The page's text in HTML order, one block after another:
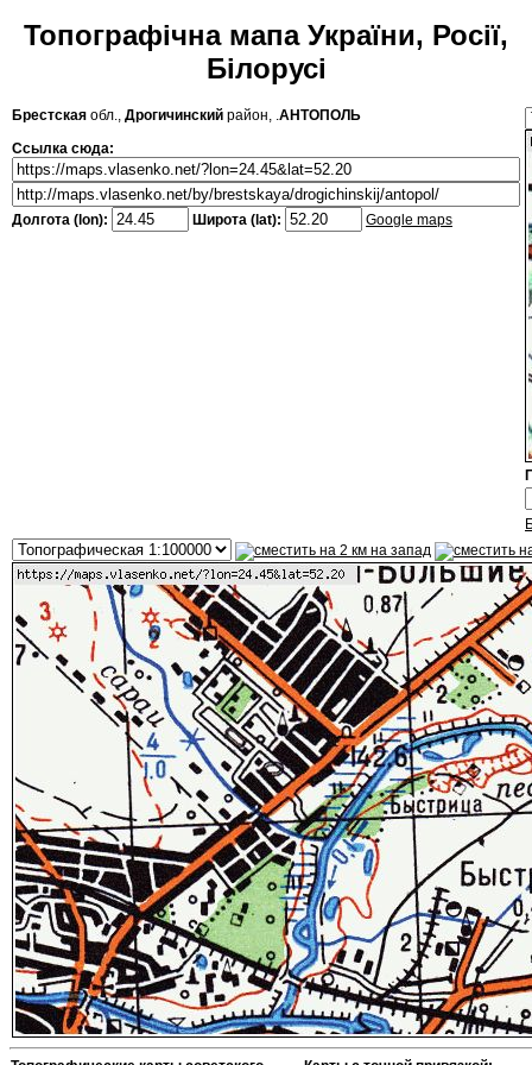
Топографічна мапа України, Росії,
Білорусі
Брестская обл., Дрогичинский район, .АНТОПОЛЬ
Ссылка сюда:
Долгота (lon): Широта (lat): Google maps